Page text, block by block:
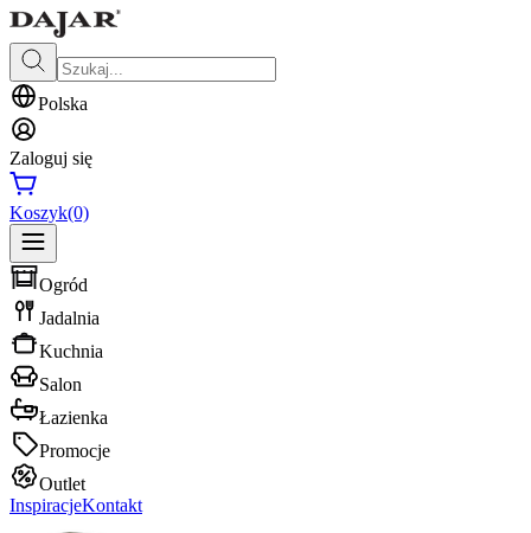
Polska
Zaloguj się
Koszyk(0)
Ogród
Jadalnia
Kuchnia
Salon
Łazienka
Promocje
Outlet
InspiracjeKontakt